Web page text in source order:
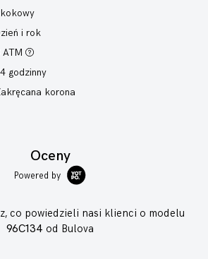
i rok
ATM
godzinny
korona
Oceny
Powered by
co powiedzieli nasi klienci o modelu
96C134 od Bulova